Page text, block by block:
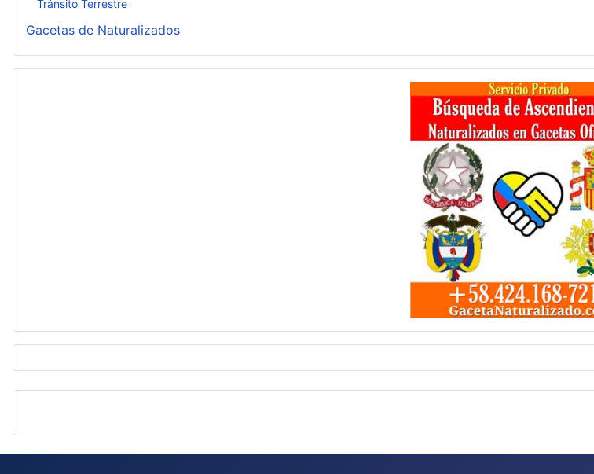
Tránsito Terrestre
Gacetas de Naturalizados